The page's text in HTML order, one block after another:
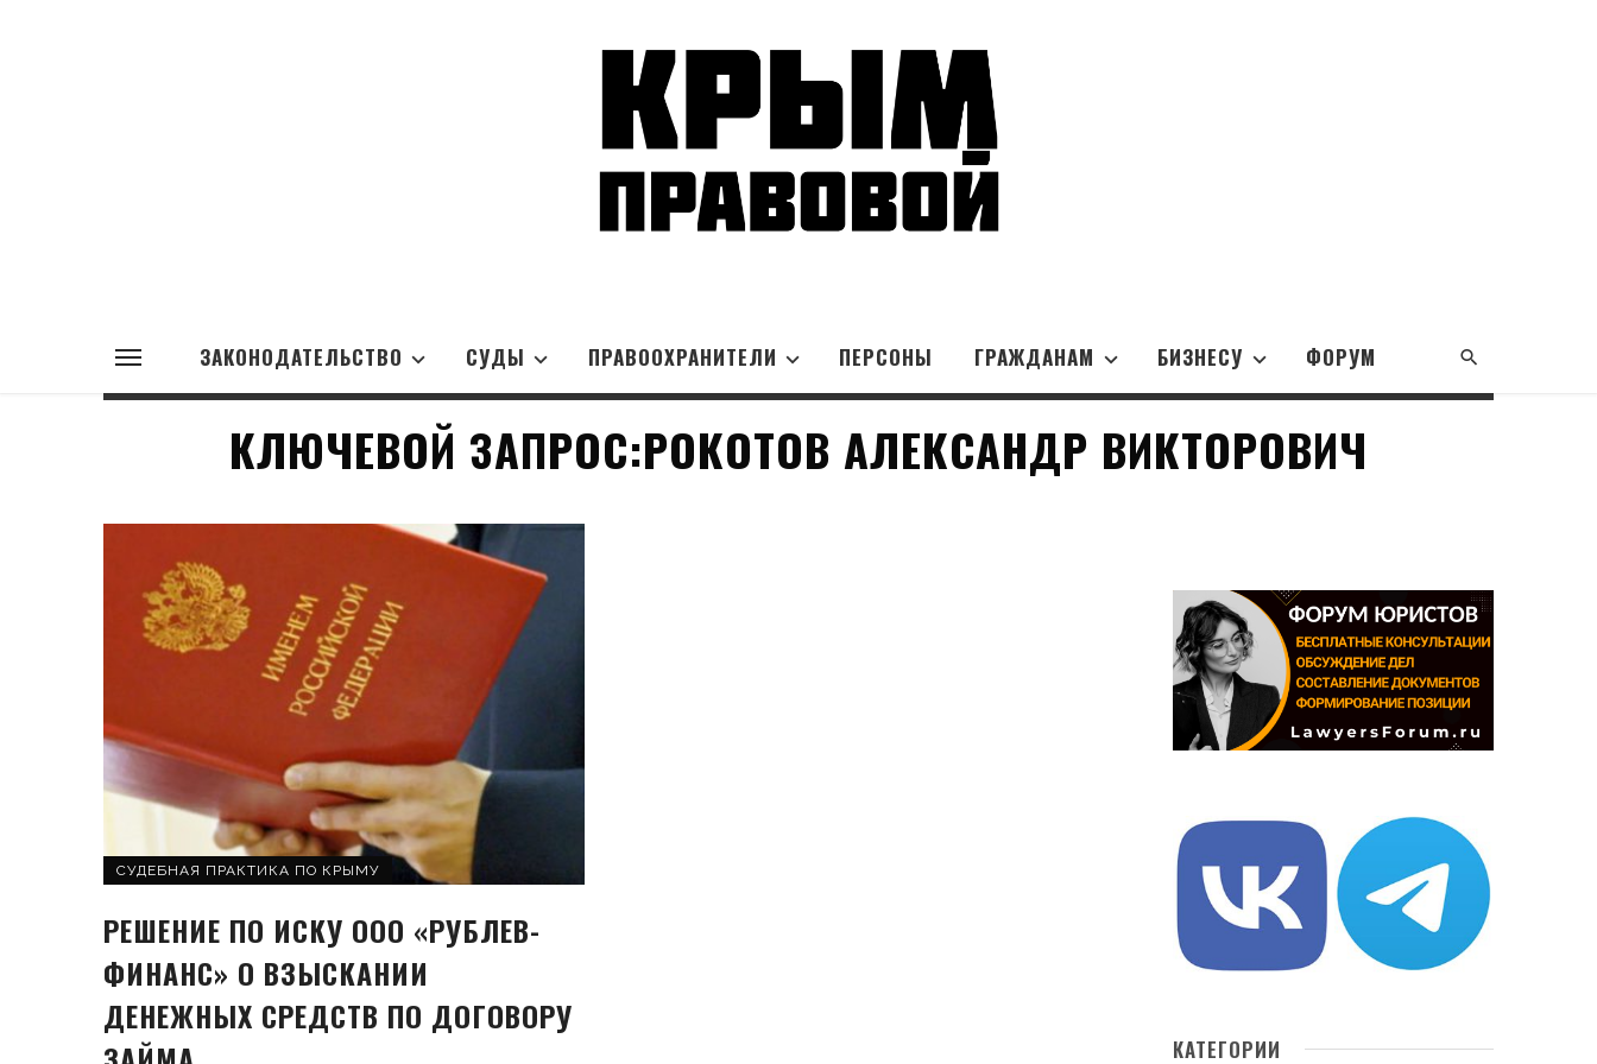
ЗАКОНОДАТЕЛЬСТВО СУДЫ ПРАВООХРАНИТЕЛИ ПЕРСОНЫ ГРАЖДАНАМ БИЗНЕСУ ФОРУМ
КЛЮЧЕВОЙ ЗАПРОС:РОКОТОВ АЛЕКСАНДР ВИКТОРОВИЧ
СУДЕБНАЯ ПРАКТИКА ПО КРЫМУ
РЕШЕНИЕ ПО ИСКУ ООО «РУБЛЕВ-
ФИНАНС» О ВЗЫСКАНИИ
ДЕНЕЖНЫХ СРЕДСТВ ПО ДОГОВОРУ
КАТЕГОРИИ